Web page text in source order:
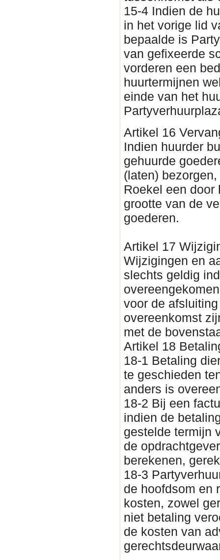
15-4 Indien de
in het vorige lid
bepaalde is
van gefixeerde
vorderen een
huurtermijnen
einde van het
Artikel 16
Indien huurder
gehuurde
(laten)
Roekel een door
grootte van de
goederen.
Artikel 17
Wijzigingen en
slechts geldig
voor de
overeenkomst
met de
Artikel 18
18-1 Betaling
te geschieden
anders is
18-2 Bij een
indien de
gestelde termijn
de
berekenen,
18-3
de hoofdsom en
kosten, zowel
niet betaling
de kosten van